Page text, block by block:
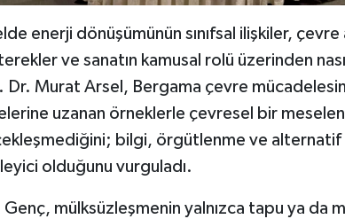
enerji dönüşümünün sınıfsal ilişkiler,
ve sanatın kamusal rolü üzerinden
Dr. Murat Arsel, Bergama çevre
uzanan örneklerle çevresel bir
bilgi, örgütlenme ve alternatif
olduğunu vurguladı.
Genç, mülksüzleşmenin yalnızca tapu ya da